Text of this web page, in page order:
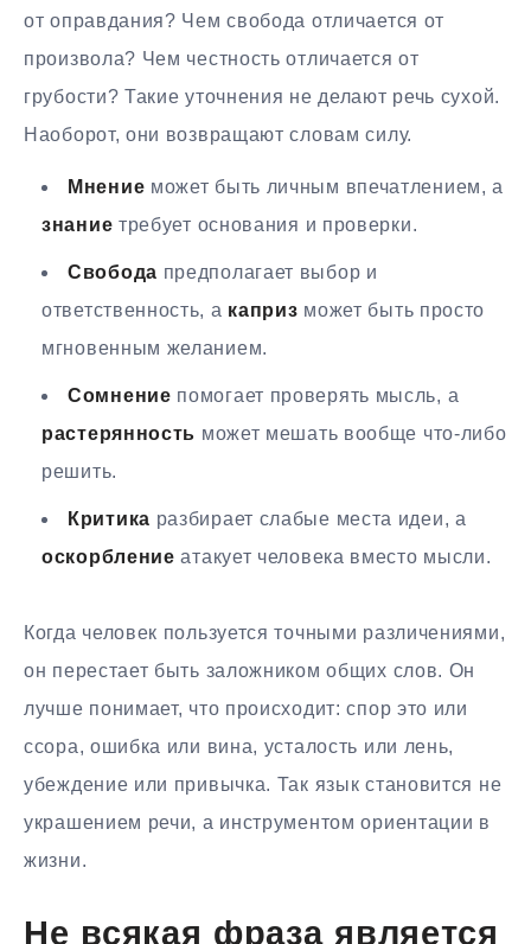
от оправдания? Чем свобода отличается от
произвола? Чем честность отличается от
грубости? Такие уточнения не делают речь сухой.
Наоборот, они возвращают словам силу.
Мнение может быть личным впечатлением, а
знание требует основания и проверки.
Свобода предполагает выбор и
ответственность, а каприз может быть просто
мгновенным желанием.
Сомнение помогает проверять мысль, а
растерянность может мешать вообще что-либо
решить.
Критика разбирает слабые места идеи, а
оскорбление атакует человека вместо мысли.
Когда человек пользуется точными различениями,
он перестает быть заложником общих слов. Он
лучше понимает, что происходит: спор это или
ссора, ошибка или вина, усталость или лень,
убеждение или привычка. Так язык становится не
украшением речи, а инструментом ориентации в
жизни.
Не всякая фраза является